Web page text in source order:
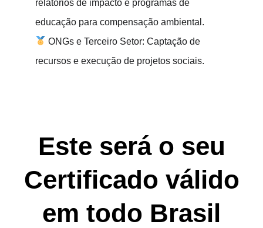
relatórios de impacto e programas de
educação para compensação ambiental.
ONGs e Terceiro Setor: Captação de
recursos e execução de projetos sociais.
Este será o seu
Certificado válido
em todo Brasil